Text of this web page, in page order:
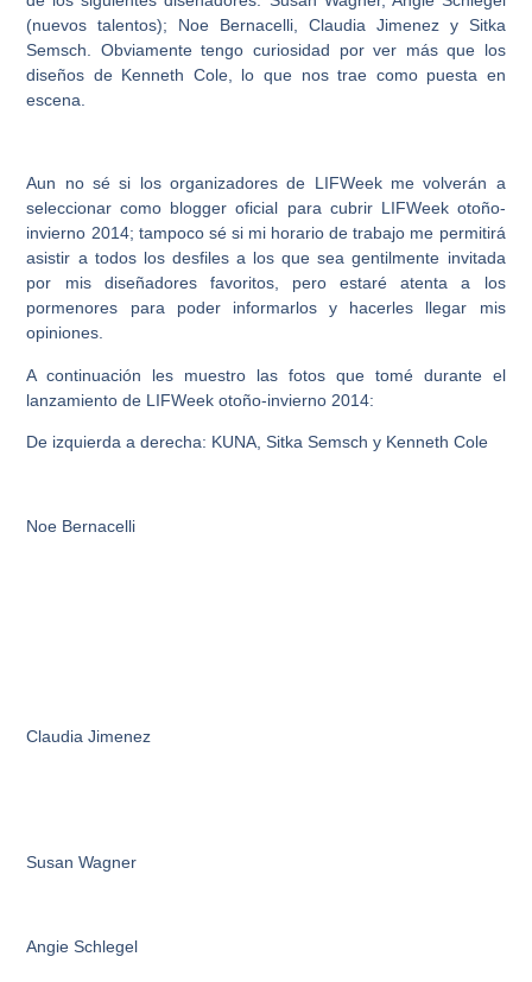
(nuevos talentos); Noe Bernacelli, Claudia Jimenez y Sitka
Semsch. Obviamente tengo curiosidad por ver más que los
diseños de Kenneth Cole, lo que nos trae como puesta en
escena.
Aun no sé si los organizadores de LIFWeek me volverán a
seleccionar como blogger oficial para cubrir LIFWeek otoño-
invierno 2014; tampoco sé si mi horario de trabajo me permitirá
asistir a todos los desfiles a los que sea gentilmente invitada
por mis diseñadores favoritos, pero estaré atenta a los
pormenores para poder informarlos y hacerles llegar mis
opiniones.
A continuación les muestro las fotos que tomé durante el
lanzamiento de LIFWeek otoño-invierno 2014:
De izquierda a derecha: KUNA, Sitka Semsch y Kenneth Cole
Noe Bernacelli
Claudia Jimenez
Susan Wagner
Angie Schlegel